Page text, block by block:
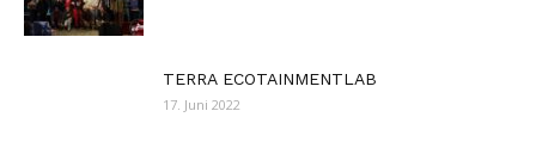
TERRA ECOTAINMENTLAB
17. Juni 2022